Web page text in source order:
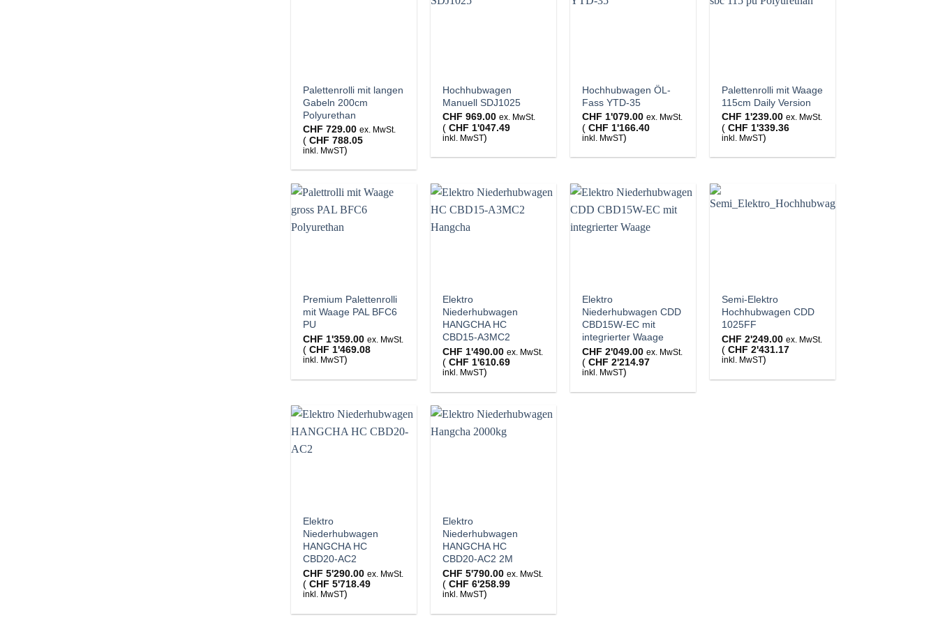
Palettenrolli mit langen
Gabeln 200cm
Polyurethan
CHF 729.00 ex. MwSt.
(CHF 788.05
inkl. MwST)
Hochhubwagen
Manuell SDJ1025
CHF 969.00 ex. MwSt.
(CHF 1'047.49
inkl. MwST)
Hochhubwagen ÖL-
Fass YTD-35
CHF 1'079.00 ex. MwSt.
(CHF 1'166.40
inkl. MwST)
Palettenrolli mit Waage
115cm Daily Version
CHF 1'239.00 ex. MwSt.
(CHF 1'339.36
inkl. MwST)
Premium Palettenrolli
mit Waage PAL BFC6
PU
CHF 1'359.00 ex. MwSt.
(CHF 1'469.08
inkl. MwST)
Elektro
Niederhubwagen
HANGCHA HC
CBD15-A3MC2
CHF 1'490.00 ex. MwSt.
(CHF 1'610.69
inkl. MwST)
Elektro
Niederhubwagen CDD
CBD15W-EC mit
integrierter Waage
CHF 2'049.00 ex. MwSt.
(CHF 2'214.97
inkl. MwST)
Semi-Elektro
Hochhubwagen CDD
1025FF
CHF 2'249.00 ex. MwSt.
(CHF 2'431.17
inkl. MwST)
Elektro
Niederhubwagen
HANGCHA HC
CBD20-AC2
CHF 5'290.00 ex. MwSt.
(CHF 5'718.49
inkl. MwST )
Elektro
Niederhubwagen
HANGCHA HC
CBD20-AC2 2M
CHF 5'790.00 ex. MwSt.
(CHF 6'258.99
inkl. MwST )